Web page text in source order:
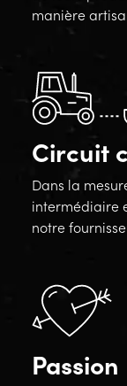
manière
Circuit
Dans la
intermédiaire
notre
Passion